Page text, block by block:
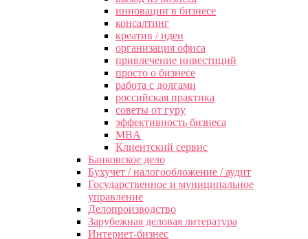
инновации в бизнесе
консалтинг
креатив / идеи
организация офиса
привлечение инвестиций
просто о бизнесе
работа с долгами
российская практика
советы от гуру
эффективность бизнеса
MBA
Клиентский сервис
Банковское дело
Бухучет / налогообложение / аудит
Государственное и муниципальное
управление
Делопроизводство
Зарубежная деловая литература
Интернет-бизнес